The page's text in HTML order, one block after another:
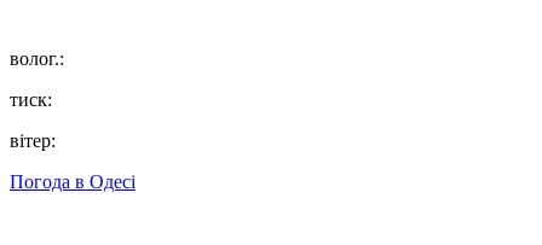
волог.:
тиск:
вітер:
Погода в Одесі